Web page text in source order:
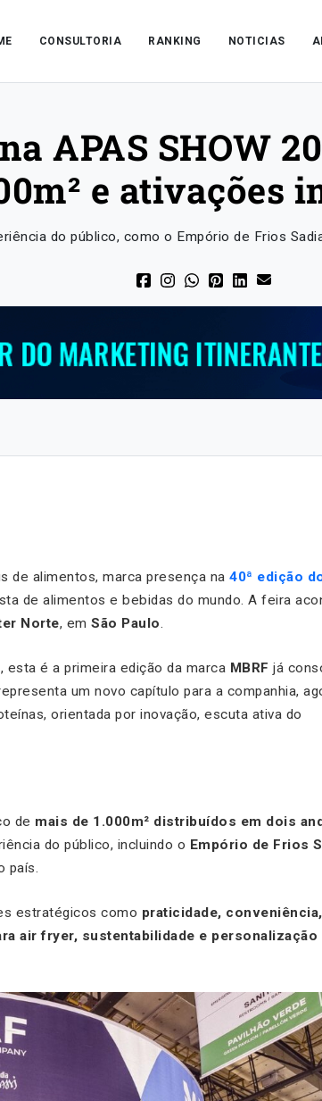
CONSULTORIA RANKING NOTICIAS
APAS SHOW
e ativações
do público, como o Empório de Frios
de alimentos, marca presença na 40ª edição
de alimentos e bebidas do mundo. A feira
Norte, em São Paulo.
é a primeira edição da marca MBRF já
um novo capítulo para a companhia,
orientada por inovação, escuta ativa do
de mais de 1.000m² distribuídos em dois
do público, incluindo o Empório de Frios
país.
estratégicos como praticidade, conveniência,
air fryer, sustentabilidade e personalização